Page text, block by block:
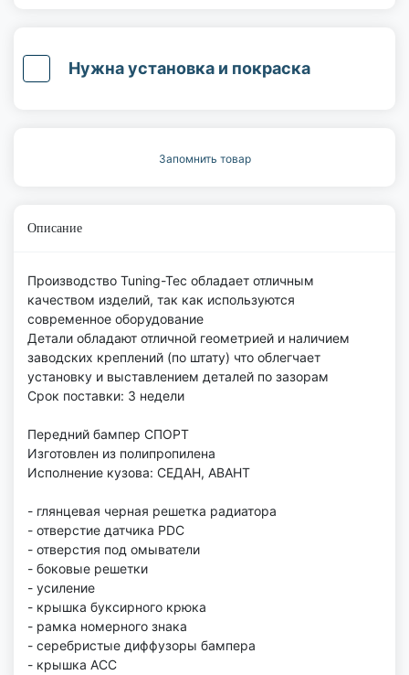
Нужна установка и покраска
Запомнить товар
Описание
Производство Tuning-Tec обладает отличным
качеством изделий, так как используются
современное оборудование
Детали обладают отличной геометрией и наличием
заводских креплений (по штату) что облегчает
установку и выставлением деталей по зазорам
Срок поставки: 3 недели
Передний бампер СПОРТ
Изготовлен из полипропилена
Исполнение кузова: СЕДАН, АВАНТ
- глянцевая черная решетка радиатора
- отверстие датчика PDC
- отверстия под омыватели
- боковые решетки
- усиление
- крышка буксирного крюка
- рамка номерного знака
- серебристые диффузоры бампера
- крышка АСС